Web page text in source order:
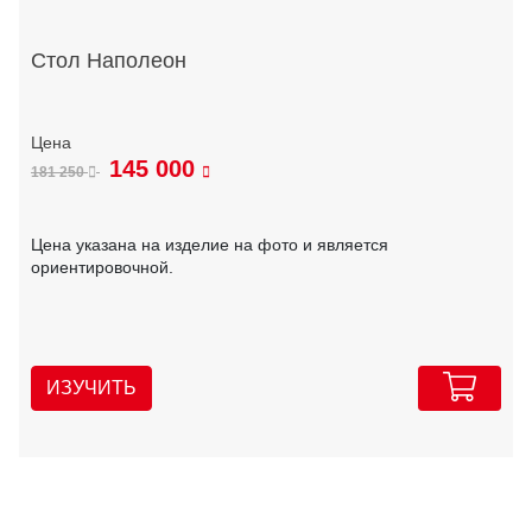
Стол Наполеон
181 250 145 000
Цена указана на изделие на фото и является
ориентировочной.
ИЗУЧИТЬ